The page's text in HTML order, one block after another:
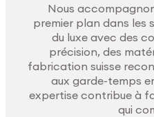
Nous
premier plan dans les
du luxe avec des
précision, des
fabrication suisse
aux garde-temps
expertise contribue à
qui